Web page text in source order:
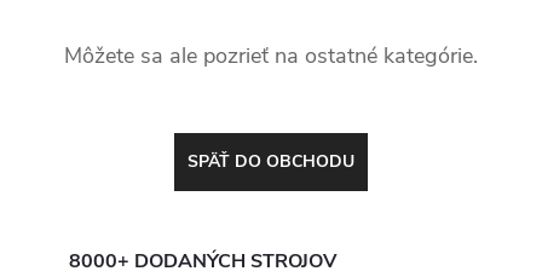
Môžete sa ale pozrieť na ostatné kategórie.
SPÄŤ DO OBCHODU
8000+ DODANÝCH STROJOV